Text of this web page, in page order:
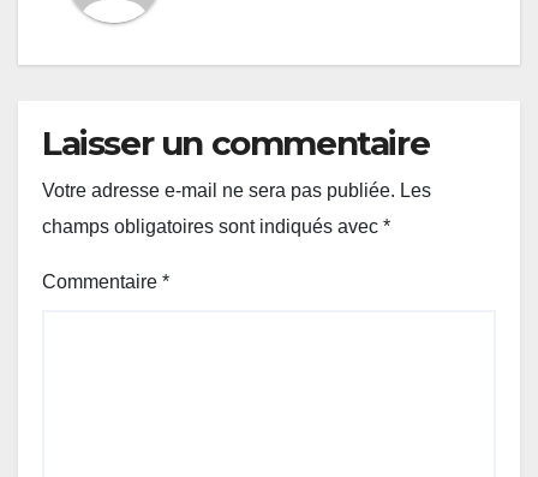
Laisser un commentaire
Votre adresse e-mail ne sera pas publiée. Les
champs obligatoires sont indiqués avec *
Commentaire *